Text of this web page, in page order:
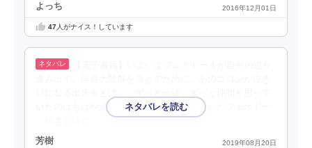
よっち 2016年12月01日
47人がナイス！しています
いたのはもはや過去のこと。護翼軍を離反したフェオドー
芳樹 2019年08月20日